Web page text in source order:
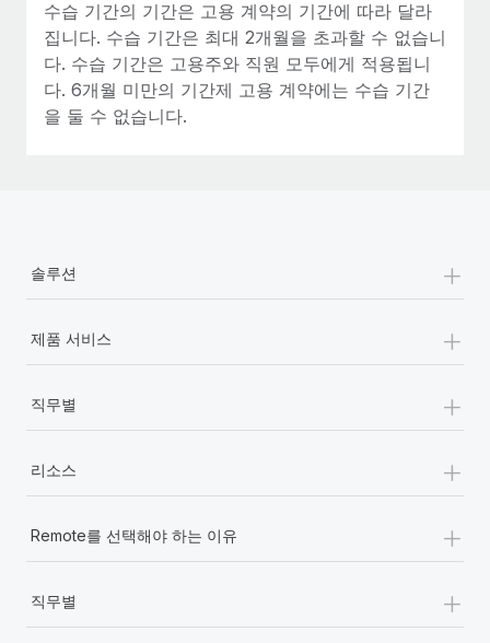
비디오 콘텐츠를 활용한 마케팅이 계속해서 인기를 끌면서, 기업들
에게는 흥미롭고 전문적인 비디오 제작이 어느 때보다 중요해졌습
니다. 그러나 대부분의 회사들은 그렇게 높은 품질의...
자세히 알아보기
수습 기간의 기간은 고용 계약의 기간에 따라 달라
집니다. 수습 기간은 최대 2개월을 초과할 수 없습니
다. 수습 기간은 고용주와 직원 모두에게 적용됩니
다. 6개월 미만의 기간제 고용 계약에는 수습 기간
을 둘 수 없습니다.
솔루션 +
제품 서비스 +
직무별 +
리소스 +
Remote를 선택해야 하는 이유 +
직무별 +